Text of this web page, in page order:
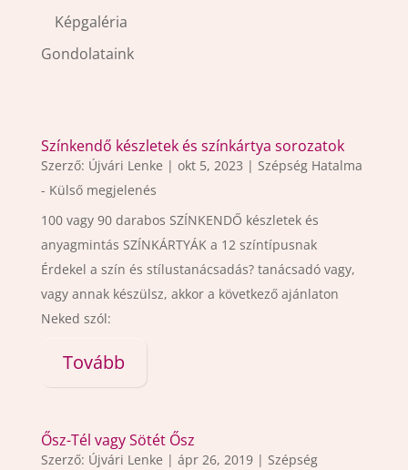
Képgaléria
Gondolataink
Színkendő készletek és színkártya sorozatok
Szerző: Újvári Lenke | okt 5, 2023 | Szépség Hatalma
- Külső megjelenés
100 vagy 90 darabos SZÍNKENDŐ készletek és
anyagmintás SZÍNKÁRTYÁK a 12 színtípusnak
Érdekel a szín és stílustanácsadás? tanácsadó vagy,
vagy annak készülsz, akkor a következő ajánlaton
Neked szól:
Tovább
Ősz-Tél vagy Sötét Ősz
Szerző: Újvári Lenke | ápr 26, 2019| Szépség